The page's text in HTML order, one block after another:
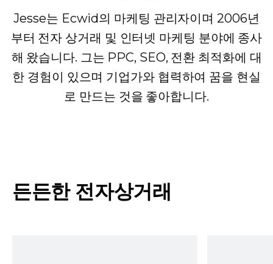
Jesse는 Ecwid의 마케팅 관리자이며 2006년
부터 전자 상거래 및 인터넷 마케팅 분야에 종사
해 왔습니다. 그는 PPC, SEO, 전환 최적화에 대
한 경험이 있으며 기업가와 협력하여 꿈을 현실
로 만드는 것을 좋아합니다.
든든한 전자상거래